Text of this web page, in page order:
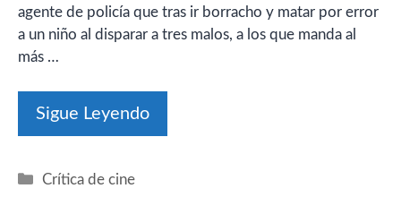
agente de policía que tras ir borracho y matar por error
a un niño al disparar a tres malos, a los que manda al
más …
Sigue Leyendo
Categorías
Crítica de cine